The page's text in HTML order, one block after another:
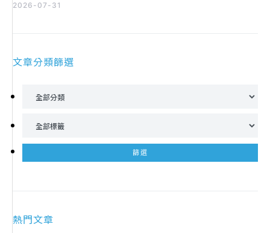
2026-07-31
文章分類篩選
熱門文章